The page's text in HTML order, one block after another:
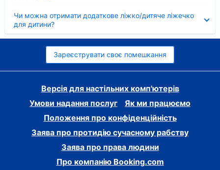
Чи можна отримати додаткове ліжко/дитяче ліжечко
для дитини?
Зареєструвати своє помешкання
Версія для настільних комп'ютерів
Умови надання послуг
Як ми працюємо
Положення про конфіденційність
Заява про протидію сучасному рабству
Заява про права людини
Про компанію Booking.com